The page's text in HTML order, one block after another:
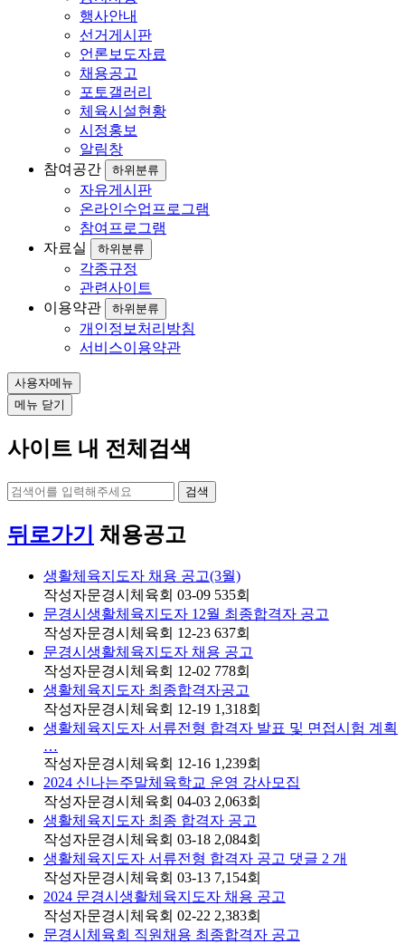
행사안내
선거게시판
언론보도자료
채용공고
포토갤러리
체육시설현황
시정홍보
알림창
참여공간
하위분류
자유게시판
온라인수업프로그램
참여프로그램
자료실
하위분류
각종규정
관련사이트
이용약관
하위분류
개인정보처리방침
서비스이용약관
사용자메뉴
메뉴 닫기
사이트 내 전체검색
검색
뒤로가기 채용공고
생활체육지도자 채용 공고(3월)
작성자문경시체육회 03-09 535회
문경시생활체육지도자 12월 최종합격자 공고
작성자문경시체육회 12-23 637회
문경시생활체육지도자 채용 공고
작성자문경시체육회 12-02 778회
생활체육지도자 최종합격자공고
작성자문경시체육회 12-19 1,318회
생활체육지도자 서류전형 합격자 발표 및 면접시험 계획
…
작성자문경시체육회 12-16 1,239회
2024 신나는주말체육학교 운영 강사모집
작성자문경시체육회 04-03 2,063회
생활체육지도자 최종 합격자 공고
작성자문경시체육회 03-18 2,084회
생활체육지도자 서류전형 합격자 공고 댓글 2 개
작성자문경시체육회 03-13 7,154회
2024 문경시생활체육지도자 채용 공고
작성자문경시체육회 02-22 2,383회
문경시체육회 직원채용 최종합격자 공고